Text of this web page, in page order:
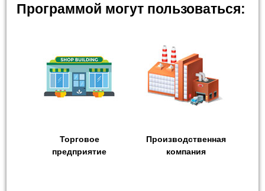
Программой могут пользоваться:
Торговое
предприятие
Производственная
компания